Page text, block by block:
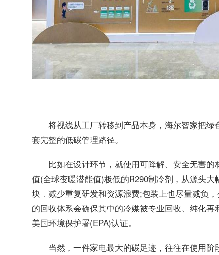
将视线从工厂转移到产品本身，海尔智家把
套完整的低碳管理路径。
比如在设计环节，就使用可降解、安全无害
值(全球变暖潜能值)极低的R290制冷剂，从源头
块，减少重复研发和资源浪费;包装上也尽量减负
的回收体系会确保其中的冷媒被专业回收、纯化
美国环境保护署(EPA)认证。
当然，一件家电最大的碳足迹，往往在使用